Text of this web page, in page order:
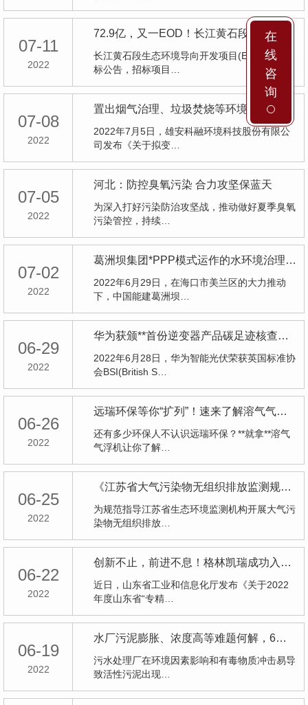
07-11
2022
长江黄石段生态环境导向开发项目(EOD)发布招
标公告，招标项目…
07-08
2022
2022年7月5日，雄安科融环境科技股份有限公
司发布《关于拟变…
07-05
2022
河北：防控臭氧污染 合力攻坚保蓝天
为深入打好污染防治攻坚战，推动做好夏季臭氧
污染管控，持续…
07-02
2022
葛洲坝集团*PPP模式运作的水环境治理项目顺利完成
2022年6月29日，在海口市美兰区的大力推动
下，中国能建葛洲坝…
06-29
2022
华为获颁**首份逆变器产品碳足迹核查声明
2022年6月28日，华为智能光伏荣获英国标准协
会BSI(British S…
06-26
2022
远瑞环保等你“扩列”！速来了解溶气气浮机
还有多少环保人不认识远瑞环保？**就拿**溶气
气浮机让你了解…
06-25
2022
《江苏省大气污染物无组织排放监测规范化操作指南（试行）》发布
为规范指导江苏省生态环境监测机构开展大气污
染物无组织排放…
06-22
2022
创新不止，前进不息！格林凯瑞成功入选山东省“专精特新”中小企业
近日，山东省工业和信息化厅发布《关于2022
年度山东省“专精…
06-19
2022
水厂污泥膨胀、浓度高等难题何解，6月18日北控水务在线“送”方案
污水处理厂在环境因素影响和有毒物质冲击易导
致活性污泥出现…
在
线
咨
询